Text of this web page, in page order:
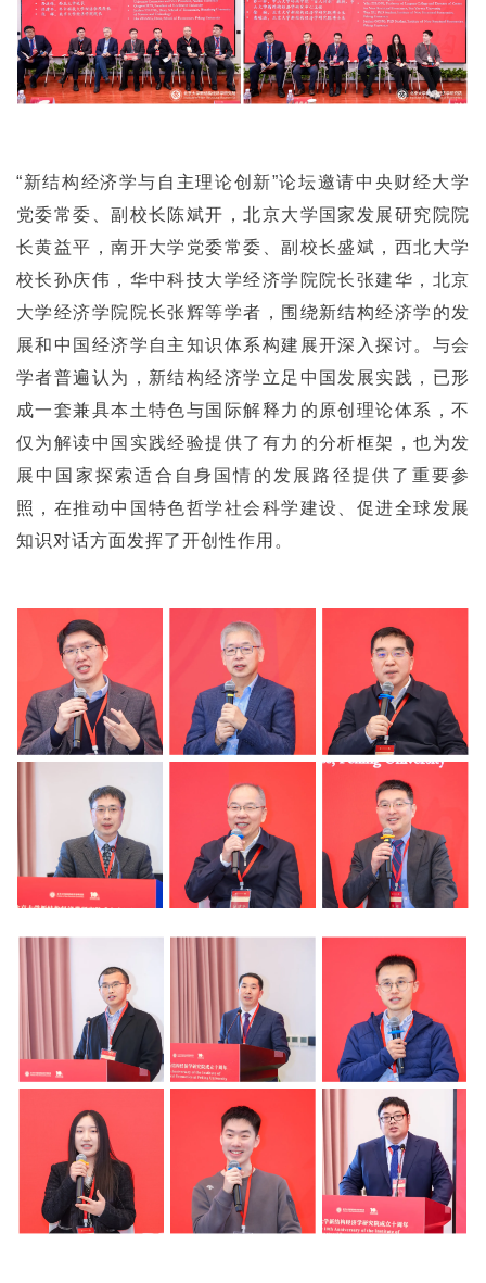
“新结构经济学与自主理论创新”论坛邀请中央财经大学
党委常委、副校长陈斌开，北京大学国家发展研究院院
长黄益平，南开大学党委常委、副校长盛斌，西北大学
校长孙庆伟，华中科技大学经济学院院长张建华，北京
大学经济学院院长张辉等学者，围绕新结构经济学的发
展和中国经济学自主知识体系构建展开深入探讨。与会
学者普遍认为，新结构经济学立足中国发展实践，已形
成一套兼具本土特色与国际解释力的原创理论体系，不
仅为解读中国实践经验提供了有力的分析框架，也为发
展中国家探索适合自身国情的发展路径提供了重要参
照，在推动中国特色哲学社会科学建设、促进全球发展
知识对话方面发挥了开创性作用。